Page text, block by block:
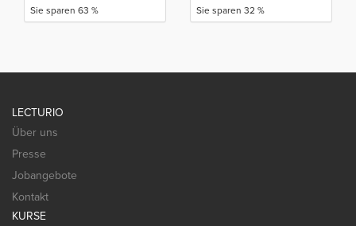
Sie sparen 63 % Sie sparen 32 %
LECTURIO
Über uns
Presse
Jobangebote
Kontakt
KURSE